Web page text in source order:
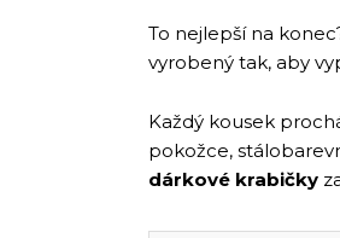
To nejlepší na
vyrobený tak, aby
Každý kousek
pokožce,
dárkové krabičky